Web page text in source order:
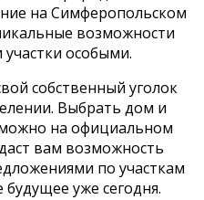
на Симферопольском
возможности
особыми.
собственный уголок
Выбрать дом и
на официальном
вам возможность
по участкам
уже сегодня.